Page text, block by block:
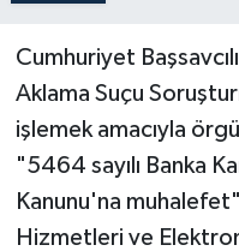
Cumhuriyet
Aklama Suçu
işlemek amacıyla
"5464 sayılı Banka
Kanunu'na
Hizmetleri ve